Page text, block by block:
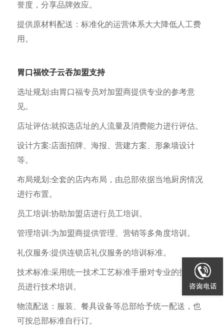
誉度，分享品牌效应。
提供原材料配送：标准化的运营体系大大降低人工费
用。
胃口福饺子云吞加盟支持
选址规划:由胃口福专员对加盟商提供专业的参考意
见。
店址评估:就拟选店址的人流量及消费能力进行评估。
设计方案:店面招牌、海报、营建方案、形象墙设计
等。
布局规划:全套的店内布局，由总部依据当地厨房情况
进行布置。
员工培训:协助加盟店进行员工培训。
管理培训:为加盟商提供管理、营销等多角度培训。
礼仪服务:提供连锁店礼仪服务的培训标准。
技术标准:采用统一技术工艺标准手册对专业的技术人
员进行技术培训。
物流配送：服装、餐具设备等总部给予统一配送，也
可按总部标准自行订。